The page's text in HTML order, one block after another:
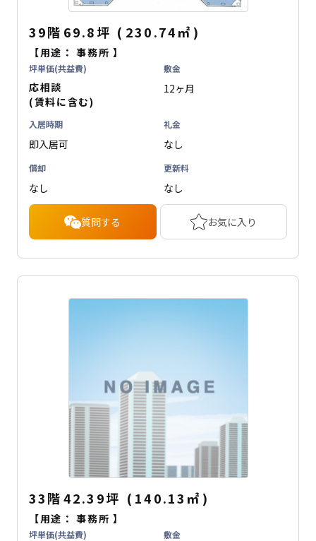
39階 69.8坪 ( 230.74㎡ )
【用途：事務所 】
坪単価(共益費)
応相談
(賃料に含む)
敷金
12ヶ月
入居時期
即入居可
礼金
なし
償却
なし
更新料
なし
質問する お気に入り
33階42.39坪 ( 140.13 ㎡ )
【用途：事務所 】
坪単価(共益費) 敷金